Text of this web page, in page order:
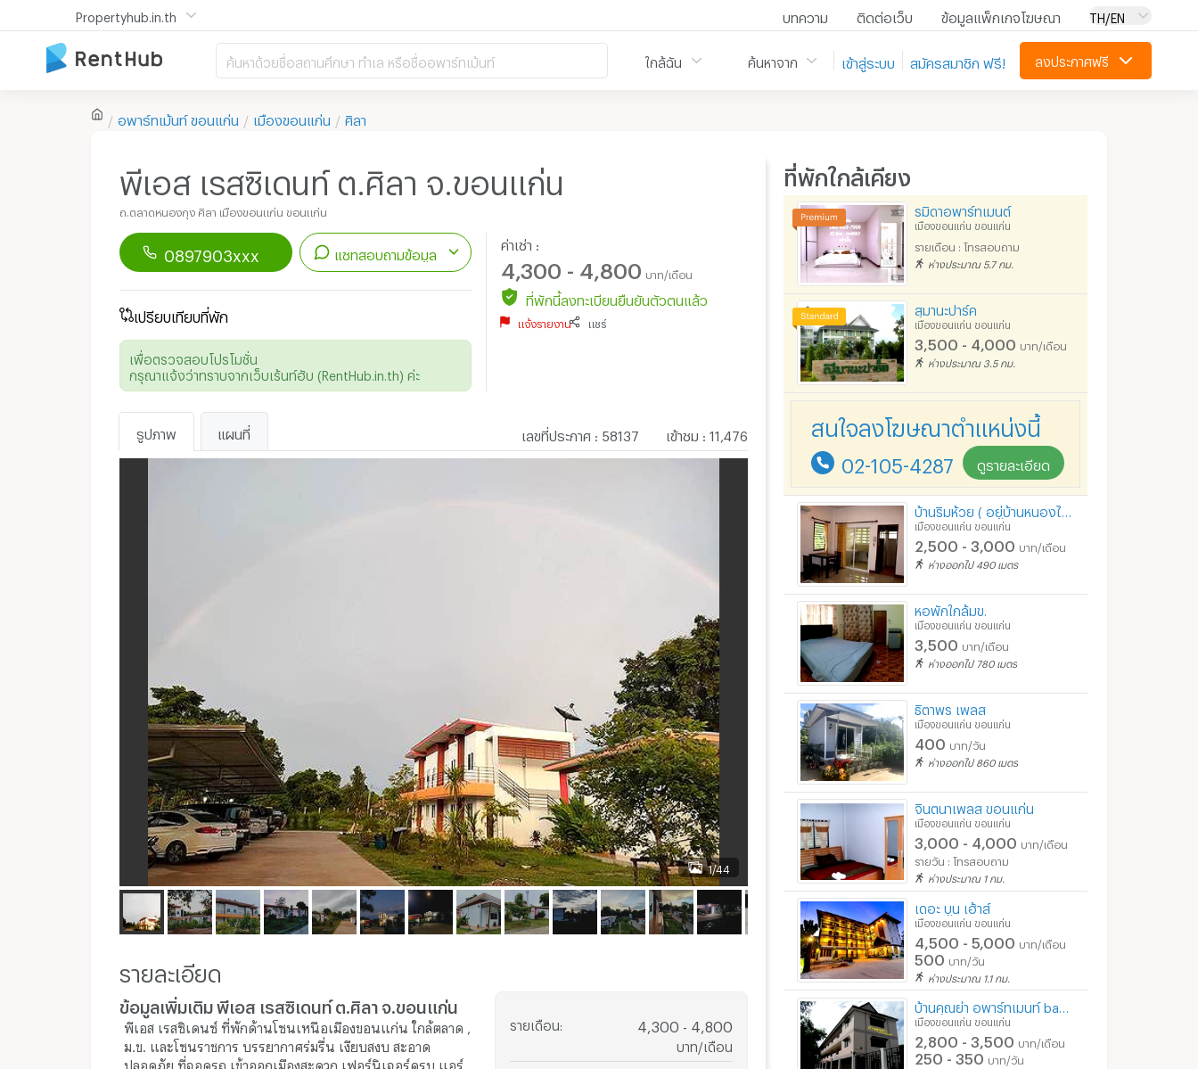
Propertyhub.in.th บทความ ติดต่อเว็บ ข้อมูลแพ็กเกจโฆษณา TH/EN
ค้นหาด้วยชื่อสถานศึกษา ทำเล หรือชื่ออพาร์ทเม้นท์ ใกล้ฉัน ค้นหาจาก เข้าสู่ระบบ สมัครสมาชิก ฟรี! ลงประกาศฟรี
อพาร์ทเม้นท์ ขอนแก่น เมืองขอนแก่น ศิลา
พีเอส เรสซิเดนท์ ต.ศิลา จ.ขอนแก่น
ถ.ตลาดหนองกุง ศิลา เมืองขอนแก่น ขอนแก่น
0897903xxx แชทสอบถามข้อมูล
เพื่อเริ่มแชทกับอพาร์ทเม้นท์นี้
เปรียบเทียบที่พัก
เพื่อตรวจสอบโปรโมชั่น
กรุณาแจ้งว่าทราบจากเว็บเร้นท์ฮับ (RentHub.in.th) ค่ะ
ค่าเช่า :
4,300 - 4,800 บาท/เดือน
ที่พักนี้ลงทะเบียนยืนยันตัวตนแล้ว
แจ้งรายงาน แชร์
เลขที่ประกาศ 58137 เข้าชม 11,476
รูปภาพ แผนที่
1/44
รายละเอียด
ข้อมูลเพิ่มเติม พีเอส เรสซิเดนท์ ต.ศิลา จ.ขอนแก่น
พีเอส เรสซิเดนซ์ ที่พักด้านโซนเหนือเมืองขอนแก่น ใกล้ตลาด ,
ม.ข. และโซนราชการ บรรยากาศร่มรื่น เงียบสงบ สะอาด
ปลอดภัย ที่จอดรถ เข้าออกเมืองสะดวก เฟอร์นิเจอร์ครบ แอร์
รายเดือน 4,300 - 4,800
บาท/เดือน
ที่พักใกล้เคียง
รมิดาอพาร์ทเมนต์
เมืองขอนแก่น ขอนแก่น
รายเดือน : โทรสอบถาม
ห่างประมาณ 5.7 กม.
สุมานะปาร์ค
เมืองขอนแก่น ขอนแก่น
3,500 - 4,000 บาท/เดือน
ห่างประมาณ 3.5 กม.
สนใจลงโฆษณาตำแหน่งนี้
02-105-4287 ดูรายละเอียด
เมืองขอนแก่น ขอนแก่น
2,500 - 3,000 บาท/เดือน
ห่างออกไป 490 เมตร
หอพักใกล้มข.
เมืองขอนแก่น ขอนแก่น
3,500 บาท/เดือน
ห่างออกไป 780 เมตร
ธิตาพร เพลส
เมืองขอนแก่น ขอนแก่น
400 บาท/วัน
ห่างออกไป 860 เมตร
จินตนาเพลส ขอนแก่น
เมืองขอนแก่น ขอนแก่น
3,000 - 4,000 บาท/เดือน
รายวัน : โทรสอบถาม
ห่างประมาณ 1 กม.
เดอะ บูน เฮ้าส์
เมืองขอนแก่น ขอนแก่น
4,500 - 5,000 บาท/เดือน
500 บาท/วัน
ห่างประมาณ 1.1 กม.
เมืองขอนแก่น ขอนแก่น
2,800 - 3,500 บาท/เดือน
250 - 350 บาท/วัน